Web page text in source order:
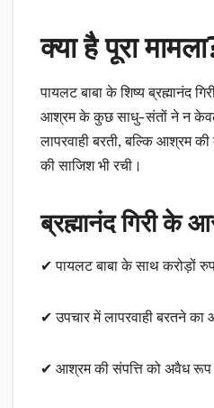
क्या है पूरा
पायलट बाबा के शिष्य ब्रह्मानंद
आश्रम के कुछ साधु-संतों ने न
लापरवाही बरती, बल्कि आश्रम
की साजिश भी रची।
ब्रह्मानंद गिरी के
✔ पायलट बाबा के साथ करोड़ों
✔ उपचार में लापरवाही बरतने का
✔ आश्रम की संपत्ति को अवैध रूप